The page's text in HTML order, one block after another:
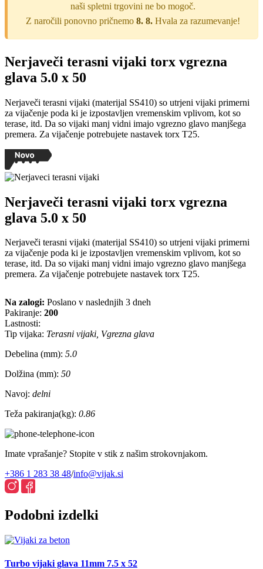
naši spletni trgovini ne bo mogoč.
Z naročili ponovno pričnemo 8. 8.Hvala za razumevanje!
Nerjaveči terasni vijaki torx vgrezna
glava 5.0 x 50
Nerjaveči terasni vijaki (materijal SS410) so utrjeni vijaki primerni
za vijačenje poda ki je izpostavljen vremenskim vplivom, kot so
terase, itd. Da so vijaki manj vidni imajo vgrezno glavo manjšega
premera. Za vijačenje potrebujete nastavek torx T25.
Nerjaveči terasni vijaki torx vgrezna
glava 5.0 x 50
Nerjaveči terasni vijaki (materijal SS410) so utrjeni vijaki primerni
za vijačenje poda ki je izpostavljen vremenskim vplivom, kot so
terase, itd. Da so vijaki manj vidni imajo vgrezno glavo manjšega
premera. Za vijačenje potrebujete nastavek torx T25.
Na zalogi: Poslano v naslednjih 3 dneh
Pakiranje: 200
Lastnosti:
Tip vijaka: Terasni vijaki, Vgrezna glava
Debelina (mm): 5.0
Dolžina (mm): 50
Navoj: delni
Teža pakiranja(kg): 0.86
Imate vprašanje? Stopite v stik z našim strokovnjakom.
+386 1 283 38 48/info@vijak.si
Podobni izdelki
Turbo vijaki glava 11mm 7.5 x 52